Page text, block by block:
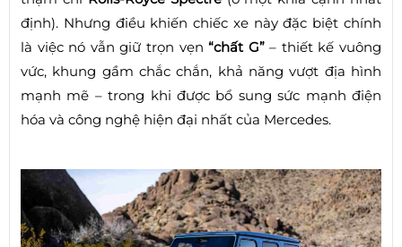
định). Nhưng điều khiến chiếc xe này đặc biệt chính
là việc nó vẫn giữ trọn vẹn“chất G”– thiết kế vuông
vức, khung gầm chắc chắn, khả năng vượt địa hình
mạnh mẽ – trong khi được bổ sung sức mạnh điện
hóa và công nghệ hiện đại nhất của Mercedes.